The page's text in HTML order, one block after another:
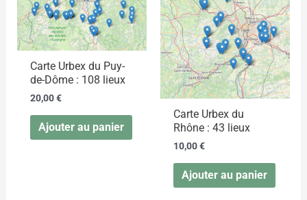
Carte Urbex du Puy-
de-Dôme : 108 lieux
20,00€
Ajouter au panier
Carte Urbex du
Rhône : 43 lieux
10,00€
Ajouter au panier